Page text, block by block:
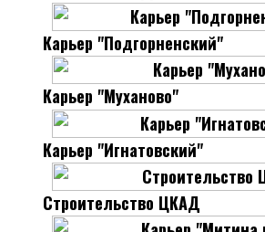
Карьер "Подгорненский"
Карьер "Муханово"
Карьер "Игнатовский"
Строительство ЦКАД